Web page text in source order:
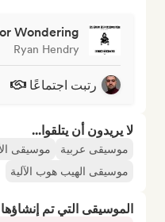
Wondering
Ryan Hendry
رتبت اجتماعًا
لا يريدون أن يتلقوا...
موسيقى عربية موسيقى
موسيقى الهيب هوب الآلية
الموسيقى التي تم